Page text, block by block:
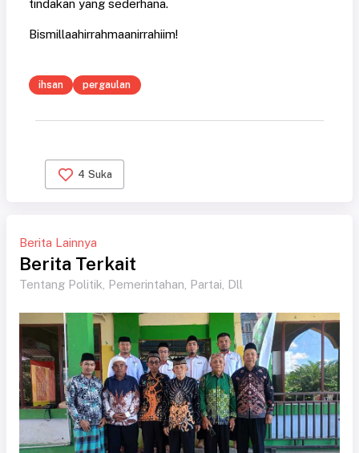
tindakan yang sederhana.
Bismillaahirrahmaanirrahiim!
ihsan pergaulan
4 Suka
Berita Lainnya
Berita Terkait
Tentang Politik, Pemerintahan, Partai, Dll